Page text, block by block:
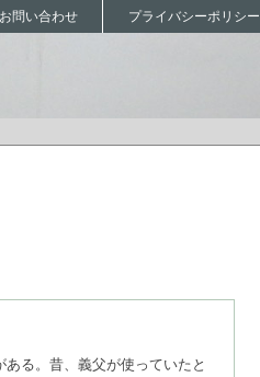
お問い合わせ プライバシーポリシー
る。昔、義父が使っていたと